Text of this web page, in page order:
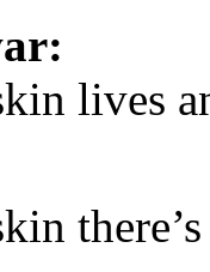
lives